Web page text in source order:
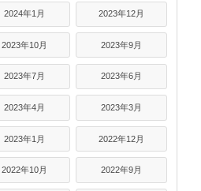
2024年1月 2023年12月
2023年10月 2023年9月
2023年7月 2023年6月
2023年4月 2023年3月
2023年1月 2022年12月
2022年10月 2022年9月